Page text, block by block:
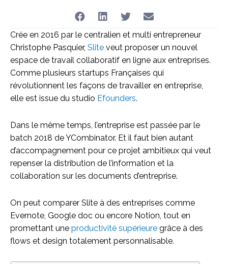
Crée en 2016 par le centralien et multi entrepreneur
Christophe Pasquier, Slite veut proposer un nouvel
espace de travail collaboratif en ligne aux entreprises.
Comme plusieurs startups Françaises qui
révolutionnent les façons de travailler en entreprise,
elle est issue du studio Efounders.
Dans le même temps, l’entreprise est passée par le
batch 2018 de YCombinator. Et il faut bien autant
d’accompagnement pour ce projet ambitieux qui veut
repenser la distribution de l’information et la
collaboration sur les documents d’entreprise.
On peut comparer Slite à des entreprises comme
Evernote, Google doc ou encore Notion, tout en
promettant une productivité supérieure grâce à des
flows et design totalement personnalisable.